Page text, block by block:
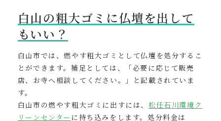
白山の粗大ゴミに仏壇を出して
もいい？
白山市では、燃やす粗大ゴミとして仏壇を処分するこ
とができます。補足としては、「必要に応じて販売
店、お寺へ相談してください。」と記載されていま
す。
白山市の燃やす粗大ゴミに出すには、松任石川環境ク
リーンセンター に持ち込みをします。処分料金は